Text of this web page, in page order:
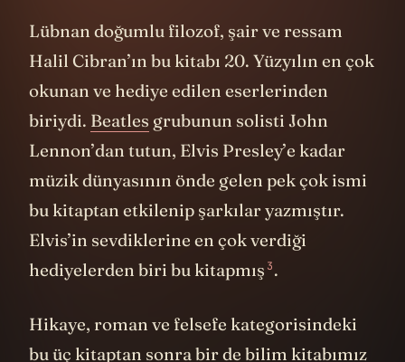
Lübnan doğumlu filozof, şair ve ressam
Halil Cibran’ın bu kitabı 20. Yüzyılın en çok
okunan ve hediye edilen eserlerinden
biriydi. Beatles grubunun solisti John
Lennon’dan tutun, Elvis Presley’e kadar
müzik dünyasının önde gelen pek çok ismi
bu kitaptan etkilenip şarkılar yazmıştır.
Elvis’in sevdiklerine en çok verdiği
hediyelerden biri bu kitapmış 3.
Hikaye, roman ve felsefe kategorisindeki
bu üç kitaptan sonra bir de bilim kitabımız